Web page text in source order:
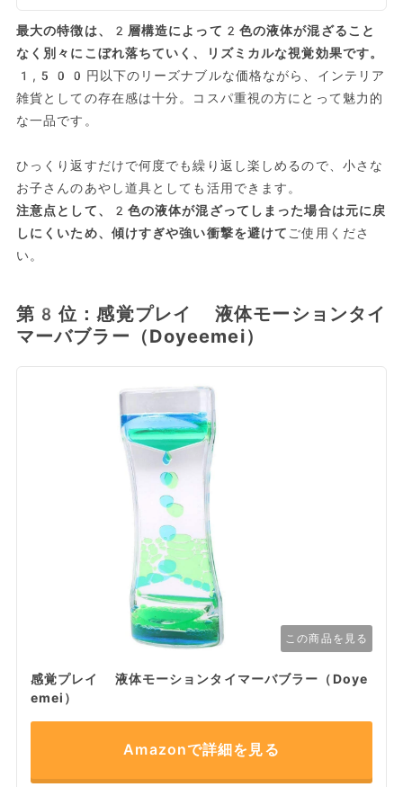
最大の特徴は、2層構造によって2色の液体が混ざること
なく別々にこぼれ落ちていく、リズミカルな視覚効果です。
1,500円以下のリーズナブルな価格ながら、インテリア
雑貨としての存在感は十分。コスパ重視の方にとって魅力的
な一品です。
ひっくり返すだけで何度でも繰り返し楽しめるので、小さな
お子さんのあやし道具としても活用できます。
注意点として、2色の液体が混ざってしまった場合は元に戻
しにくいため、傾けすぎや強い衝撃を避けて ご使用くださ
い。
第8位：感覚プレイ 液体モーションタイ
マーバブラー（Doyeemei）
この商品を見る
感覚プレイ 液体モーションタイマーバブラー（Doye
emei）
Amazonで詳細を見る